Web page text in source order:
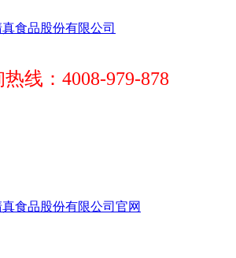
线：4008-979-878